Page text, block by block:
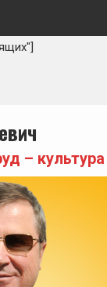
– культура